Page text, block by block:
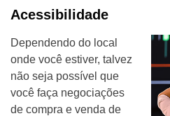
Acessibilidade
Dependendo do local
onde você estiver, talvez
não seja possível que
você faça negociações
de compra e venda de